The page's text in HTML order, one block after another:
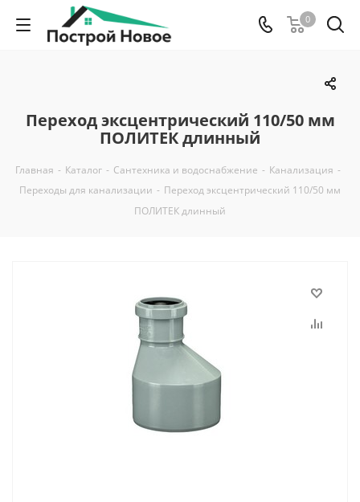
0
Переход эксцентрический 110/50 мм
ПОЛИТЕК длинный
Главная - Каталог - Сантехника и водоснабжение - Канализация -
Переходы для канализации - Переход эксцентрический 110/50 мм
ПОЛИТЕК длинный